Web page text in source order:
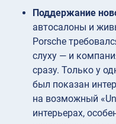
Поддержание
автосалоны и
Porsche
слуху — и
сразу. Только у
был показан
на возможный
интерьерах,